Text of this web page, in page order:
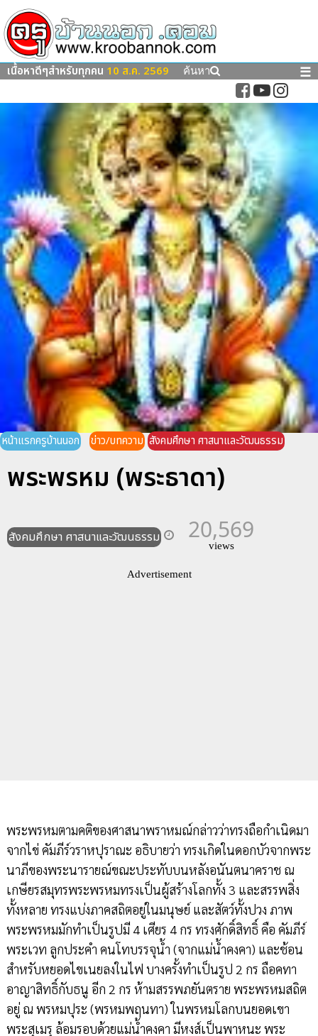
เนื้อหาดีๆสำหรับทุกคน 10 ส.ค. 2569 ค้นหา ☰
หน้าแรกครูบ้านนอก ข่าว/บทความ สังคมศึกษา ศาสนาและวัฒนธรรม
พระพรหม (พระธาดา)
สังคมศึกษา ศาสนาและวัฒนธรรม 20,569
views
Advertisement
พระพรหมตามคติของศาสนาพราหมณ์กล่าวว่าทรงถือกำเนิดมา
จากไข่ คัมภีร์วราหปุราณะ อธิบายว่า ทรงเกิดในดอกบัวจากพระ
นาภีของพระนารายณ์ขณะประทับบนหลังอนันตนาคราช ณ
เกษียรสมุทรพระพรหมทรงเป็นผู้สร้างโลกทั้ง 3 และสรรพสิ่ง
ทั้งหลาย ทรงแบ่งภาคสถิตอยู่ในมนุษย์ และสัตว์ทั้งปวง ภาพ
พระพรหมมักทำเป็นรูปมี 4 เศียร 4 กร ทรงศักดิ์สิทธิ์ คือ คัมภีร์
พระเวท ลูกประคำ คนโทบรรจุน้ำ (จากแม่น้ำคงคา) และช้อน
สำหรับหยอดไขเนยลงในไฟ บางครั้งทำเป็นรูป 2 กร ถือคทา
อาญาสิทธิ์กับธนู อีก 2 กร ห้ามสรรพภยันตราย พระพรหมสถิต
อยู่ ณ พรหมปุระ (พรหมพฤนทา) ในพรหมโลกบนยอดเขา
พระสุเมรุ ล้อมรอบด้วยแม่น้ำคงคา มีหงส์เป็นพาหนะ พระ